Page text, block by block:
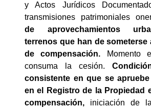
y Actos Jurídicos
transmisiones patrimoniales
de aprovechamientos
terrenos que han de someterse
de compensación. Momento
consuma la cesión.
consistente en que se
en el Registro de la Propiedad
compensación, iniciación de